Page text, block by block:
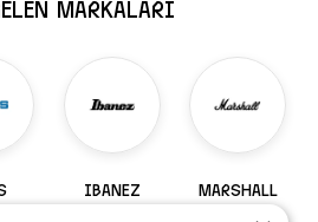
MARKALARI
IBANEZ MARSHALL
147 Ürün